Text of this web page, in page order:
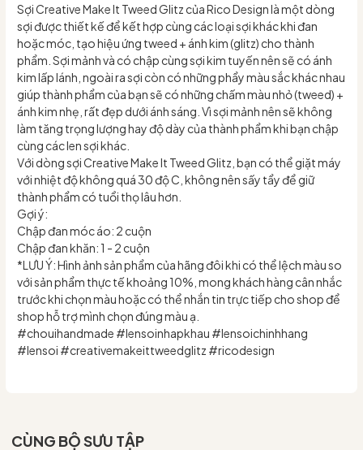
Sợi Creative Make It Tweed Glitz của Rico Design là một dòng
sợi được thiết kế để kết hợp cùng các loại sợi khác khi đan
hoặc móc, tạo hiệu ứng tweed + ánh kim (glitz) cho thành
phẩm. Sợi mảnh và có chập cùng sợi kim tuyến nên sẽ có ánh
kim lấp lánh, ngoài ra sợi còn có những phẩy màu sắc khác nhau
giúp thành phẩm của bạn sẽ có những chấm màu nhỏ (tweed) +
ánh kim nhẹ, rất đẹp dưới ánh sáng. Vì sợi mảnh nên sẽ không
làm tăng trọng lượng hay độ dày của thành phẩm khi bạn chập
cùng các len sợi khác.
Với dòng sợi Creative Make It Tweed Glitz, bạn có thể giặt máy
với nhiệt độ không quá 30 độ C, không nên sấy tẩy để giữ
thành phẩm có tuổi thọ lâu hơn.
Gợi ý:
Chập đan móc áo: 2 cuộn
Chập đan khăn: 1 - 2 cuộn
*LƯU Ý: Hình ảnh sản phẩm của hãng đôi khi có thể lệch màu so
với sản phẩm thực tế khoảng 10%, mong khách hàng cân nhắc
trước khi chọn màu hoặc có thể nhắn tin trực tiếp cho shop để
shop hỗ trợ mình chọn đúng màu ạ.
#chouihandmade #lensoinhapkhau #lensoichinhhang
#lensoi #creativemakeittweedglitz #ricodesign
CÙNG BỘ SƯU TẬP